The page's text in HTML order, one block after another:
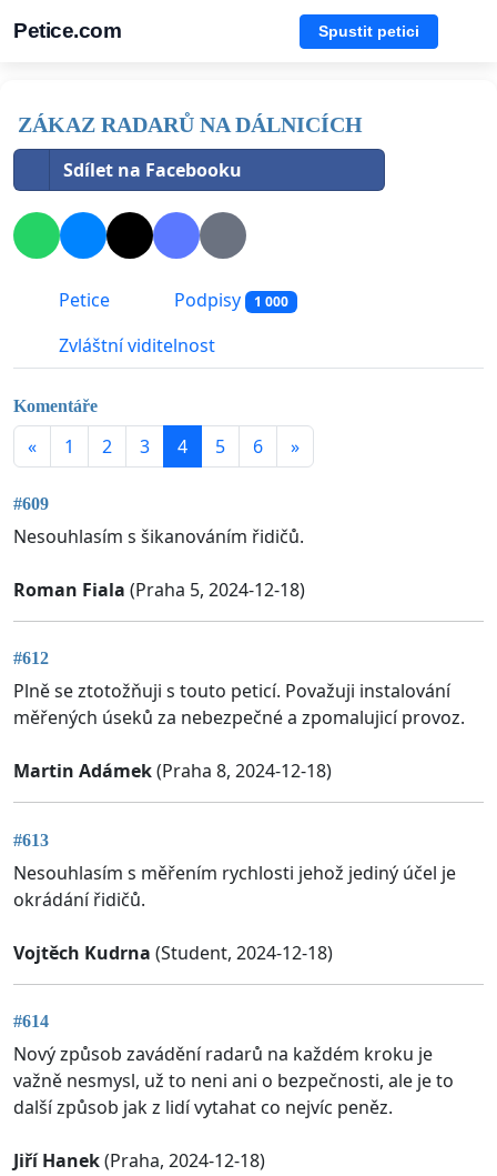
Petice.com Spustit petici
ZÁKAZ RADARŮ NA DÁLNICÍCH
Sdílet na Facebooku
Petice Podpisy 1 000
Zvláštní viditelnost
Komentáře
« 1 2 3 4 5 6 »
#609
Nesouhlasím s šikanováním řidičů.
Roman Fiala (Praha 5, 2024-12-18)
#612
Plně se ztotožňuji s touto peticí. Považuji instalování
měřených úseků za nebezpečné a zpomalujicí provoz.
Martin Adámek(Praha 8, 2024-12-18)
#613
Nesouhlasím s měřením rychlosti jehož jediný účel je
okrádání řidičů.
Vojtěch Kudrna (Student, 2024-12-18)
#614
Nový způsob zavádění radarů na každém kroku je
važně nesmysl, už to neni ani o bezpečnosti, ale je to
další způsob jak z lidí vytahat co nejvíc peněz.
Jiří Hanek(Praha, 2024-12-18)